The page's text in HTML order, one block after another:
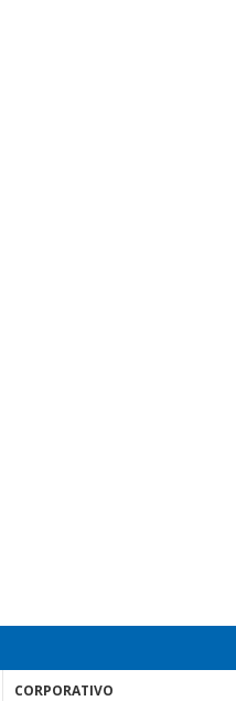
CORPORATIVO